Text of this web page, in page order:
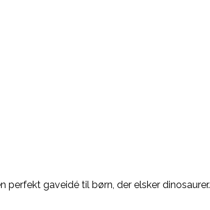
perfekt gaveidé til børn, der elsker dinosaurer.